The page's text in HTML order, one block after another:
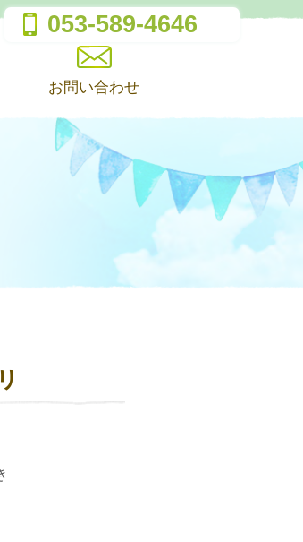
053-589-4646
お問い合わせ